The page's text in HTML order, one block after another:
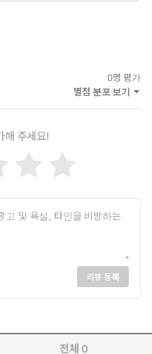
를 구축하는 스타트업 오빈
서 머신러닝 연구원으로 일
으며, 기상 이변 예측 분야에
인정받아 미국기상학회 펠로
번역가이다. 생성형 AI 관련
, 『실전! RAG 기반 생성형
AI 에이전트 인 액션』, 『스프
림으로 배우는 생성형 AI』(한
사이트 류광의 번역 이야기
임 개발 정보 공유 사이트
운영한다.
0명 평가
별점 분포 보기
해 주세요!
리뷰 등록
전체 0